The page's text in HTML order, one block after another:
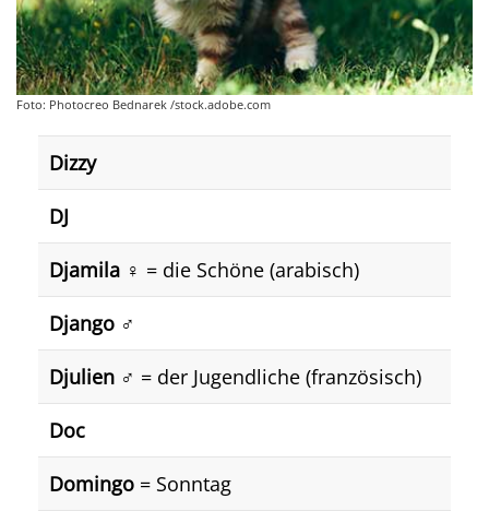
Foto: Photocreo Bednarek /stock.adobe.com
Dizzy
DJ
Djamila ♀️ = die Schöne (arabisch)
Django ♂️
Djulien ♂️ = der Jugendliche (französisch)
Doc
Domingo = Sonntag